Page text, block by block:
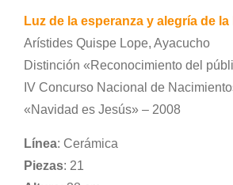
Luz de la esperanza y alegría de la
Arístides Quispe Lope, Ayacucho
Distinción «Reconocimiento del
IV Concurso Nacional de
«Navidad es Jesús» – 2008
Línea: Cerámica
Piezas: 21